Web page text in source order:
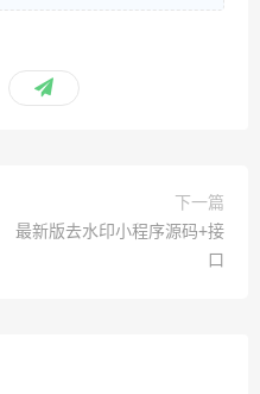
下一篇
最新版去水印小程序源码+接
口